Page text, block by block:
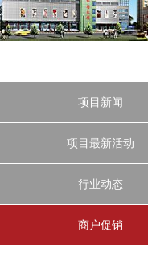
项目新闻
项目最新活动
行业动态
商户促销